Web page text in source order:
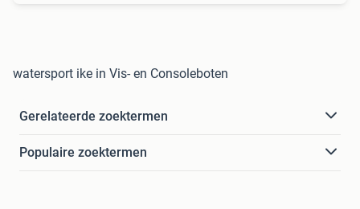
watersport ike in Vis- en Consoleboten
Gerelateerde zoektermen
Populaire zoektermen